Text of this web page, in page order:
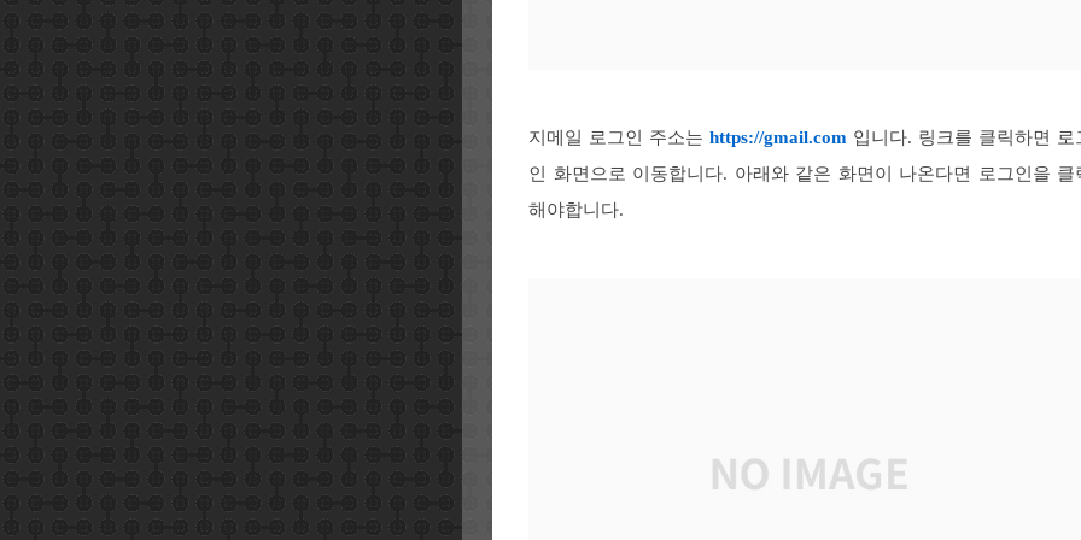
지메일 로그인 주소는 https://gmail.com 입니다. 링크를 클릭하면 로
인 화면으로 이동합니다. 아래와 같은 화면이 나온다면 로그인을 클
해야합니다.